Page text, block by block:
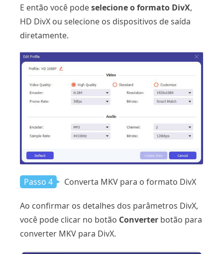
E então você podeselecione o formato DivX,
HD DivX ou selecione os dispositivos de saída
diretamente.
Passo 4 Converta MKV para o formato DivX
Ao confirmar os detalhes dos parâmetros DivX,
você pode clicar no botão Converter botão para
converter MKV para DivX.